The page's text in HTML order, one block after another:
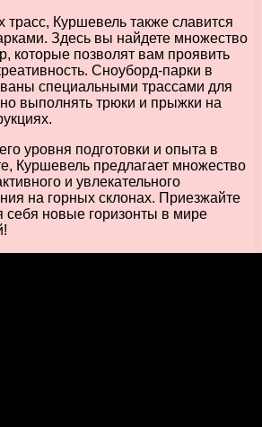
Куршевель также славится
Здесь вы найдете множество
которые позволят вам проявить
Сноуборд-парки в
специальными трассами для
выполнять трюки и прыжки на
уровня подготовки и опыта в
Куршевель предлагает множество
и увлекательного
на горных склонах. Приезжайте
себя новые горизонты в мире